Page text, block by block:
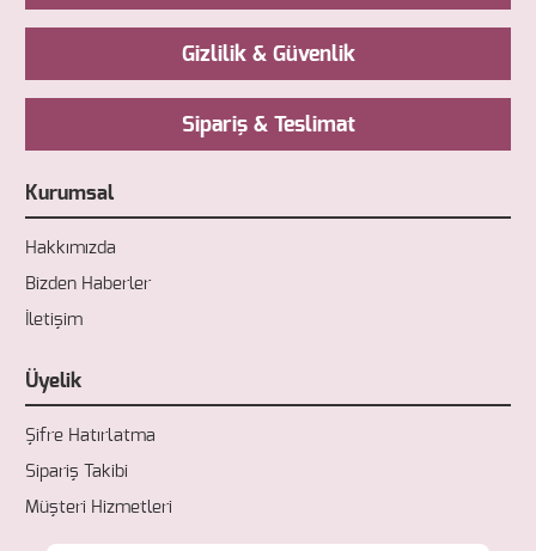
Gizlilik & Güvenlik
Sipariş & Teslimat
Kurumsal
Hakkımızda
Bizden Haberler
İletişim
Üyelik
Şifre Hatırlatma
Sipariş Takibi
Müşteri Hizmetleri